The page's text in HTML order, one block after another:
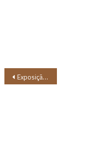
Navegação
Exposição “Renunciar” segue no Centro Cultural Vale Maranhão até 3 de junho